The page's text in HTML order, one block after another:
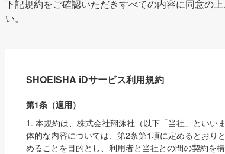
下記規約をご確認いただきすべての内容に同意の
い。
SHOEISHA iDサービス利用規約
第1条（適用）
1. 本規約は、株式会社翔泳社（以下「当社」といい
体的な内容については、第2条第1項に定めるとおり
めることを目的とし、利用者と当社との間の契約を構